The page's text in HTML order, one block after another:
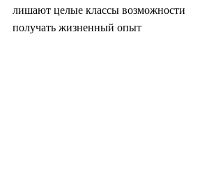
лишают целые классы возможности
получать жизненный опыт